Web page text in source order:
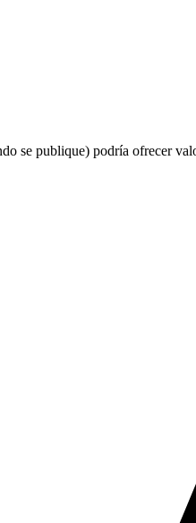
se publique) podría ofrecer